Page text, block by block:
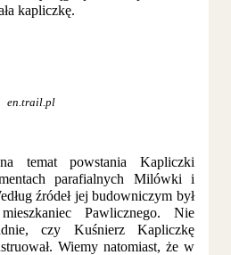
kapliczkę.
en.trail.pl
temat powstania Kapliczki
parafialnych Milówki i
źródeł jej budowniczym był
Pawlicznego. Nie
czy Kuśnierz Kapliczkę
Wiemy natomiast, że w